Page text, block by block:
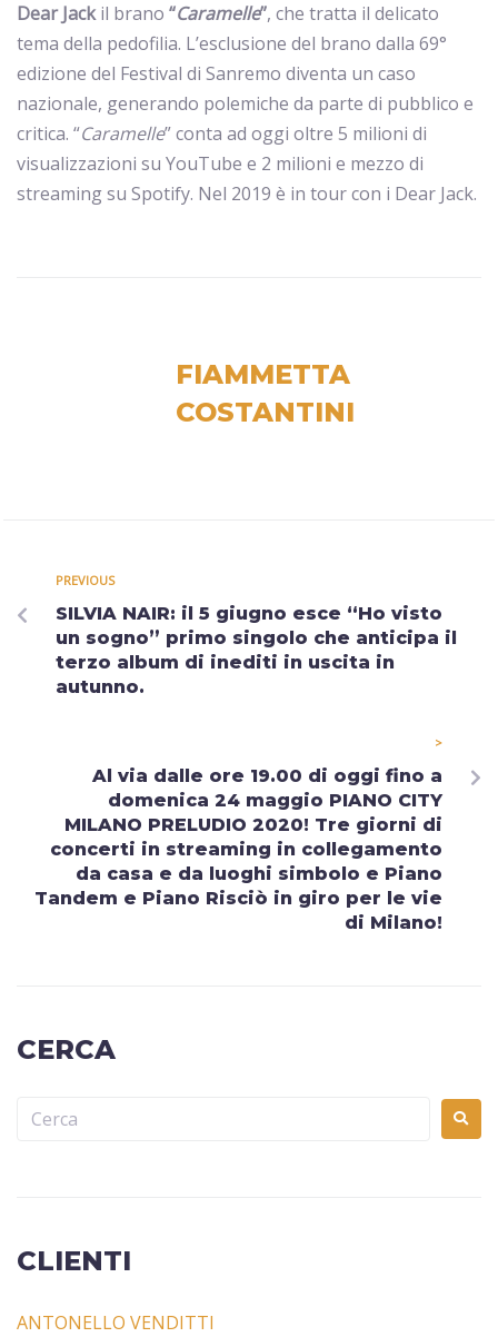
Dear Jackil brano “Caramelle”, che tratta il delicato
tema della pedofilia. L’esclusione del brano dalla 69°
edizione del Festival di Sanremo diventa un caso
nazionale, generando polemiche da parte di pubblico e
critica. “Caramelle” conta ad oggi oltre 5 milioni di
visualizzazioni su YouTube e 2 milioni e mezzo di
streaming su Spotify. Nel 2019 è in tour con i Dear Jack.
FIAMMETTA
COSTANTINI
PREVIOUS
SILVIA NAIR: il 5 giugno esce “Ho visto
un sogno” primo singolo che anticipa il
terzo album di inediti in uscita in
autunno.
>
Al via dalle ore 19.00 di oggi fino a
domenica 24 maggio PIANO CITY
MILANO PRELUDIO 2020! Tre giorni di
concerti in streaming in collegamento
da casa e da luoghi simbolo e Piano
Tandem e Piano Risciò in giro per le vie
di Milano!
CERCA
CLIENTI
ANTONELLO VENDITTI